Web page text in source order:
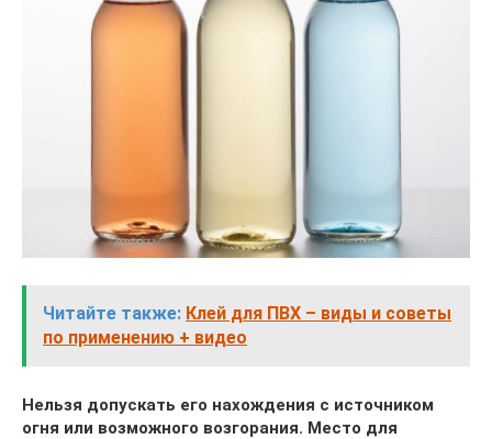
Читайте также: Клей для ПВХ – виды и советы
по применению + видео
Нельзя допускать его нахождения с источником
огня или возможного возгорания. Место для